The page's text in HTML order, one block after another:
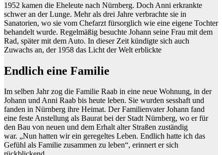
1952 kamen die Eheleute nach Nürnberg. Doch Anni erkrankte
schwer an der Lunge. Mehr als drei Jahre verbrachte sie in
Sanatorien, wo sie vom Chefarzt fürsorglich wie eine eigene Tochter
behandelt wurde. Regelmäßig besuchte Johann seine Frau mit dem
Rad, später mit dem Auto. In dieser Zeit kündigte sich auch
Zuwachs an, der 1958 das Licht der Welt erblickte
Endlich eine Familie
Im selben Jahr zog die Familie Raab in eine neue Wohnung, in der
Johann und Anni Raab bis heute leben. Sie wurden sesshaft und
fanden in Nürnberg ihre Heimat. Der Familienvater Johann fand
eine feste Anstellung als Baurat bei der Stadt Nürnberg, wo er für
den Bau von neuen und dem Erhalt alter Straßen zuständig
war. „Nun hatten wir ein geregeltes Leben. Endlich hatte ich das
Gefühl als Familie zusammen zu leben“, erinnert er sich